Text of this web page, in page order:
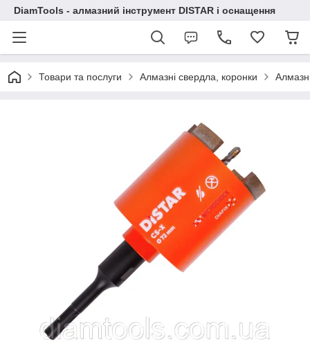
DiamTools - алмазний інструмент DISTAR і оснащення
Товари та послуги Алмазні свердла, коронки